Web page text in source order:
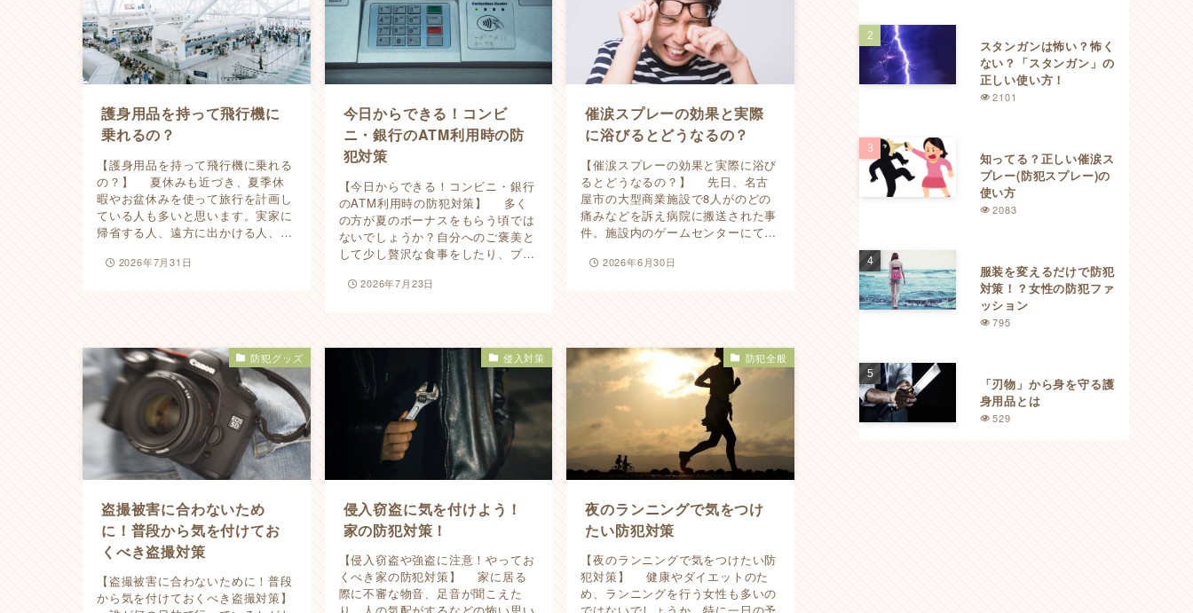
護身用品を持って飛行機に
乗れるの？
【護身用品を持って飛行機に乗れる
の？】 夏休みも近づき、夏季休
暇やお盆休みを使って旅行を計画し
ている人も多いと思います。実家に
帰省する人、遠方に出かける人、…
2026年7月31日
今日からできる！コンビ
ニ・銀行のATM利用時の防
犯対策
【今日からできる！コンビニ・銀行
のATM利用時の防犯対策】 多く
の方が夏のボーナスをもらう頃では
ないでしょうか？自分へのご褒美と
して少し贅沢な食事をしたり、プ…
2026年7月23日
催涙スプレーの効果と実際
に浴びるとどうなるの？
【催涙スプレーの効果と実際に浴び
るとどうなるの？】 先日、名古
屋市の大型商業施設で8人がのどの
痛みなどを訴え病院に搬送された事
件。施設内のゲームセンターにて…
2026年6月30日
防犯グッズ
盗撮被害に合わないため
に！普段から気を付けてお
くべき盗撮対策
【盗撮被害に合わないために！普段
から気を付けておくべき盗撮対策】
侵入対策
侵入窃盗に気を付けよう！
家の防犯対策！
【侵入窃盗や強盗に注意！やってお
くべき家の防犯対策】 家に居る
際に不審な物音、足音が聞こえた
防犯全般
夜のランニングで気をつけ
たい防犯対策
【夜のランニングで気をつけたい防
犯対策】 健康やダイエットのた
め、ランニングを行う女性も多いの
スタンガンは怖い？怖く
ない？「スタンガン」の
正しい使い方！
2101
知ってる？正しい催涙ス
プレー(防犯スプレー)の
使い方
2083
服装を変えるだけで防犯
対策！？女性の防犯ファ
ッション
795
「刃物」から身を守る護
身用品とは
529